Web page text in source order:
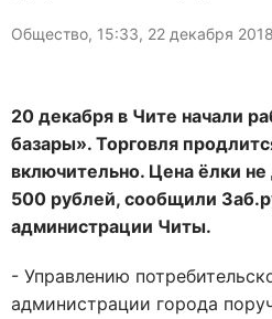
Общество, 15:33, 22 декабря 2018
20 декабря в Чите начали
базары». Торговля
включительно. Цена ёлки
500 рублей, сообщили
администрации Читы.
- Управлению
администрации города